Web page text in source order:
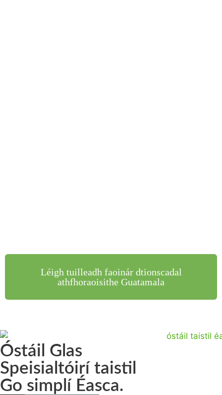
Léigh tuilleadh faoinár dtionscadal
athfhoraoisithe Guatamala
Óstáil Glas
Speisialtóirí taistil
Go simplí Éasca.